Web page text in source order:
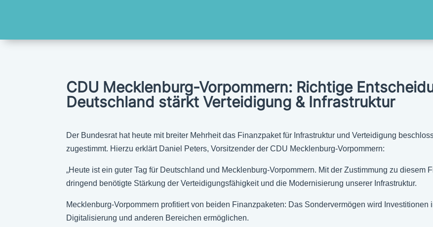
CDU Mecklenburg-Vorpommern: Richtige
Deutschland stärkt Verteidigung & Infrastruktur
Der Bundesrat hat heute mit breiter Mehrheit das Finanzpaket für Infrastruktur und Verteidigung
zugestimmt. Hierzu erklärt Daniel Peters, Vorsitzender der CDU Mecklenburg-Vorpommern:
„Heute ist ein guter Tag für Deutschland und Mecklenburg-Vorpommern. Mit der Zustimmung zu diesem
dringend benötigte Stärkung der Verteidigungsfähigkeit und die Modernisierung unserer Infrastruktur.
Mecklenburg-Vorpommern profitiert von beiden Finanzpaketen: Das Sondervermögen wird
Digitalisierung und anderen Bereichen ermöglichen.